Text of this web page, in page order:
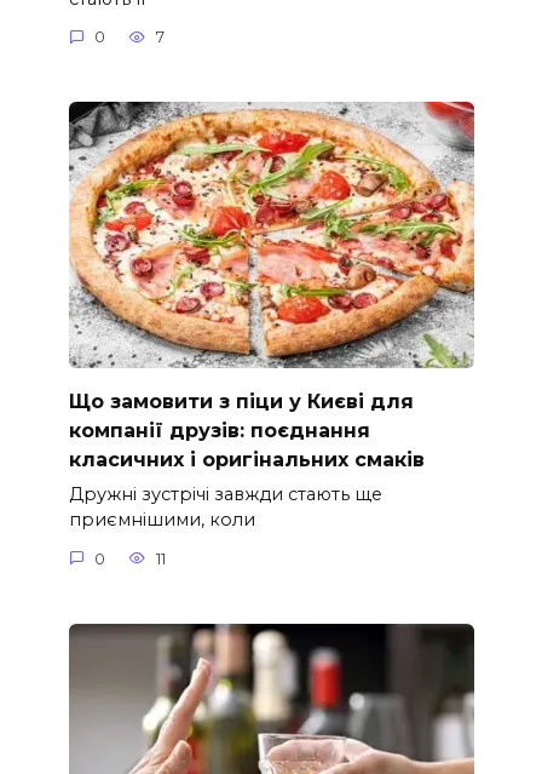
0 7
Що замовити з піци у Києві для
компанії друзів: поєднання
класичних і оригінальних смаків
Дружні зустрічі завжди стають ще
приємнішими, коли
0 11